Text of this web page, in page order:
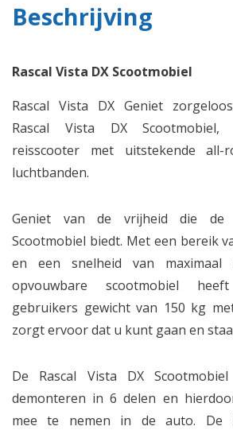
Beschrijving
Rascal Vista DX Scootmobiel
Rascal Vista DX Geniet
Rascal Vista DX Scootmobiel,
reisscooter met uitstekende
luchtbanden.
Geniet van de vrijheid die de
Scootmobiel biedt. Met een bereik
en een snelheid van
opvouwbare scootmobiel
gebruikers gewicht van 150 kg
zorgt ervoor dat u kunt gaan en
De Rascal Vista DX
demonteren in 6 delen en
mee te nemen in de auto. De